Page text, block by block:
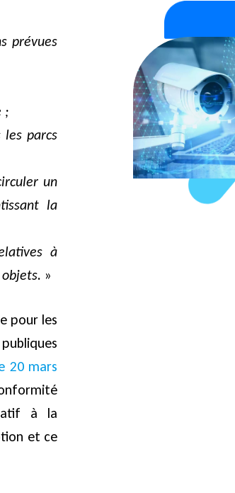
prévues
;
parcs
un
la
à
»
pour les
20 mars
à la
et ce